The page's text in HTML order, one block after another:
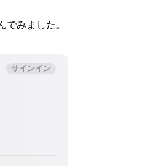
みました。